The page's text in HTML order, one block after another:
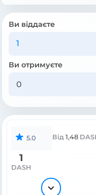
Ви віддаєте
Ви отримуєте
5.0 Від 1,48
1
DASH